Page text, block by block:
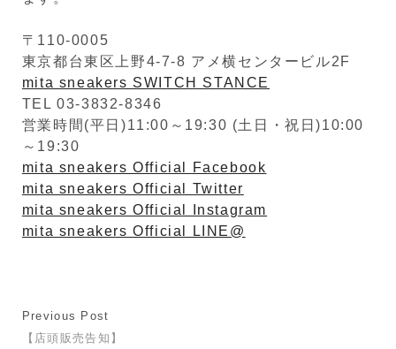
〒110-0005
東京都台東区上野4-7-8 アメ横センタービル2F
mita sneakers SWITCH STANCE
TEL 03-3832-8346
営業時間(平日)11:00～19:30 (土日・祝日)10:00
～19:30
mita sneakers Official Facebook
mita sneakers Official Twitter
mita sneakers Official Instagram
mita sneakers Official LINE@
Previous Post
【店頭販売告知】